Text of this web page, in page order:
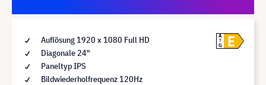
Auflösung 1920 x 1080 Full HD
Diagonale 24"
Paneltyp IPS
Bildwiederholfrequenz 120Hz
A
G
E